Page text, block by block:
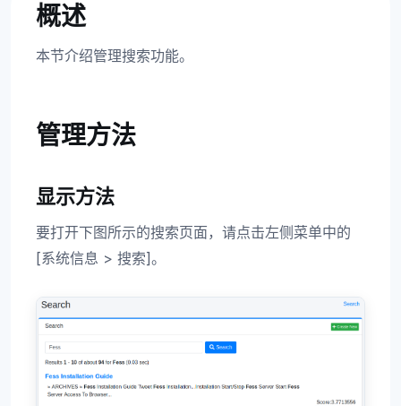
概述
本节介绍管理搜索功能。
管理方法
显示方法
要打开下图所示的搜索页面，请点击左侧菜单中的
[系统信息 > 搜索]。